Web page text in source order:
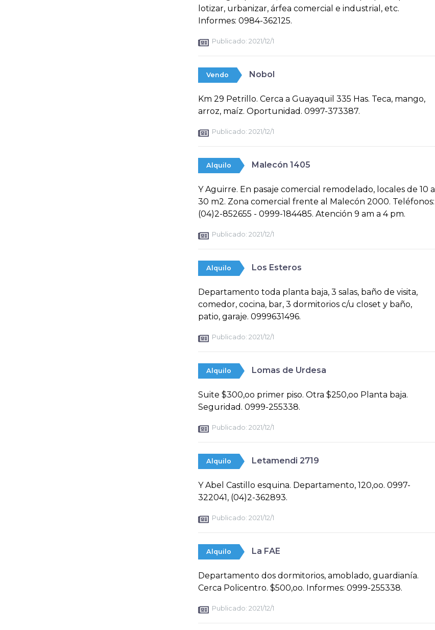
lotizar, urbanizar, árfea comercial e industrial, etc.
Informes: 0984-362125.
Publicado: 2021/12/1
Vendo Nobol
Km 29 Petrillo. Cerca a Guayaquil 335 Has. Teca, mango,
arroz, maíz. Oportunidad. 0997-373387.
Publicado: 2021/12/1
Alquilo Malecón 1405
Y Aguirre. En pasaje comercial remodelado, locales de 10 a
30 m2. Zona comercial frente al Malecón 2000. Teléfonos:
(04)2-852655 - 0999-184485. Atención 9 am a 4 pm.
Publicado: 2021/12/1
Alquilo Los Esteros
Departamento toda planta baja, 3 salas, baño de visita,
comedor, cocina, bar, 3 dormitorios c/u closet y baño,
patio, garaje. 0999631496.
Publicado: 2021/12/1
Alquilo Lomas de Urdesa
Suite $300,oo primer piso. Otra $250,oo Planta baja.
Seguridad. 0999-255338.
Publicado: 2021/12/1
Alquilo Letamendi 2719
Y Abel Castillo esquina. Departamento, 120,oo. 0997-
322041, (04)2-362893.
Publicado: 2021/12/1
Alquilo La FAE
Departamento dos dormitorios, amoblado, guardianía.
Cerca Policentro. $500,oo. Informes: 0999-255338.
Publicado: 2021/12/1